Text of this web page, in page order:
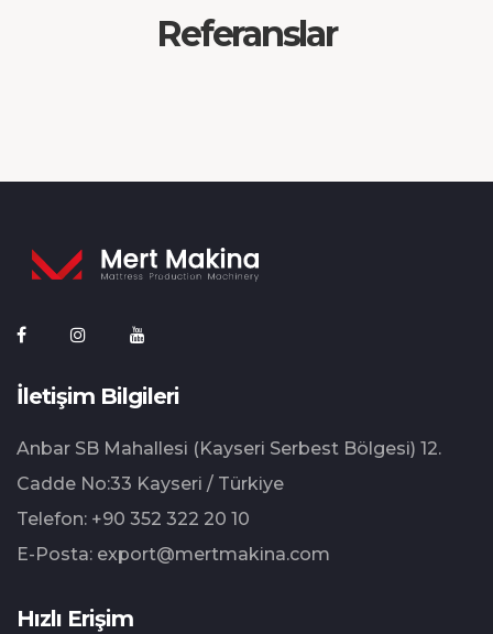
Referanslar
İletişim Bilgileri
Anbar SB Mahallesi (Kayseri Serbest Bölgesi) 12.⁠
⁠Cadde No:33 Kayseri / Türkiye
Telefon: +90 352 322 20 10
E-Posta: export@mertmakina.com
Hızlı Erişim